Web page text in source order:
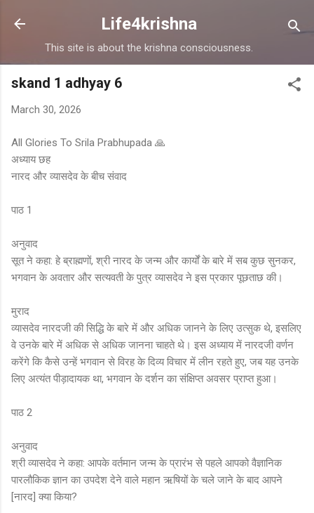
Skip to main content
Life4krishna
This site is about the krishna consciousness.
skand 1 adhyay 6
March 30, 2026
All Glories To Srila Prabhupada 🙏
अध्याय छह
नारद और व्यासदेव के बीच संवाद
पाठ 1
अनुवाद
सूत ने कहा: हे ब्राह्मणों, श्री नारद के जन्म और कार्यों के बारे में सब कुछ सुनकर,
भगवान के अवतार और सत्यवती के पुत्र व्यासदेव ने इस प्रकार पूछताछ की।
मुराद
व्यासदेव नारदजी की सिद्धि के बारे में और अधिक जानने के लिए उत्सुक थे, इसलिए
वे उनके बारे में अधिक से अधिक जानना चाहते थे। इस अध्याय में नारदजी वर्णन
करेंगे कि कैसे उन्हें भगवान से विरह के दिव्य विचार में लीन रहते हुए, जब यह उनके
लिए अत्यंत पीड़ादायक था, भगवान के दर्शन का संक्षिप्त अवसर प्राप्त हुआ।
पाठ 2
अनुवाद
श्री व्यासदेव ने कहा: आपके वर्तमान जन्म के प्रारंभ से पहले आपको वैज्ञानिक
पारलौकिक ज्ञान का उपदेश देने वाले महान ऋषियों के चले जाने के बाद आपने
[नारद] क्या किया?